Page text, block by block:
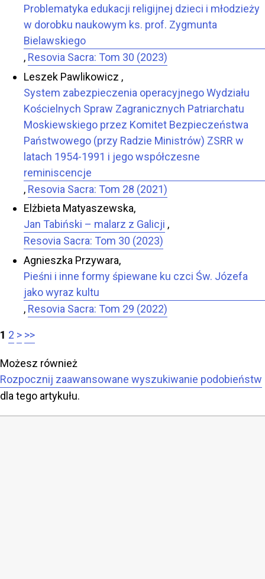
Problematyka edukacji religijnej dzieci i młodzieży
w dorobku naukowym ks. prof. Zygmunta
Bielawskiego
, Resovia Sacra: Tom 30 (2023)
Leszek Pawlikowicz ,
System zabezpieczenia operacyjnego Wydziału
Kościelnych Spraw Zagranicznych Patriarchatu
Moskiewskiego przez Komitet Bezpieczeństwa
Państwowego (przy Radzie Ministrów) ZSRR w
latach 1954-1991 i jego współczesne
reminiscencje
, Resovia Sacra: Tom 28 (2021)
Elżbieta Matyaszewska,
Jan Tabiński – malarz z Galicji ,
Resovia Sacra: Tom 30 (2023)
Agnieszka Przywara,
Pieśni i inne formy śpiewane ku czci Św. Józefa
jako wyraz kultu
, Resovia Sacra: Tom 29 (2022)
1 2 > >>
Możesz również
Rozpocznij zaawansowane wyszukiwanie podobieństw
dla tego artykułu.